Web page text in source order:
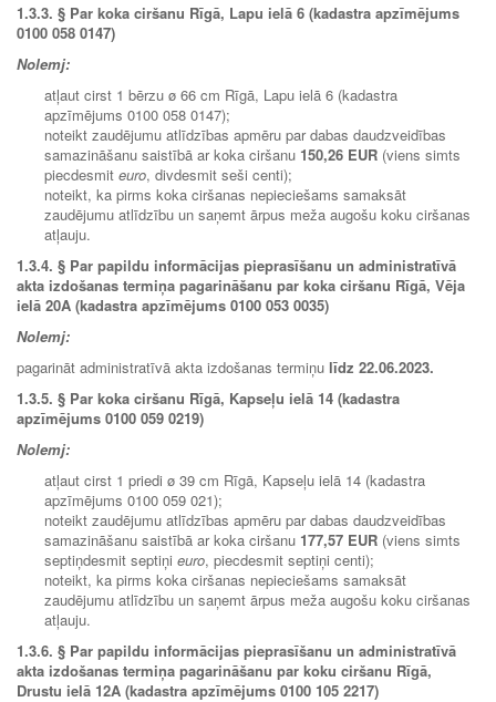
1.3.3. § Par koka ciršanu Rīgā, Lapu ielā 6 (kadastra apzīmējums
0100 058 0147)
Nolemj:
atļaut cirst 1 bērzu ø 66 cm Rīgā, Lapu ielā 6 (kadastra
apzīmējums 0100 058 0147);
noteikt zaudējumu atlīdzības apmēru par dabas daudzveidības
samazināšanu saistībā ar koka ciršanu 150,26 EUR (viens simts
piecdesmit euro, divdesmit seši centi);
noteikt, ka pirms koka ciršanas nepieciešams samaksāt
zaudējumu atlīdzību un saņemt ārpus meža augošu koku ciršanas
atļauju.
1.3.4. § Par papildu informācijas pieprasīšanu un administratīvā
akta izdošanas termiņa pagarināšanu par koka ciršanu Rīgā, Vēja
ielā 20A (kadastra apzīmējums 0100 053 0035)
Nolemj:
pagarināt administratīvā akta izdošanas termiņu līdz 22.06.2023.
1.3.5. § Par koka ciršanu Rīgā, Kapseļu ielā 14 (kadastra
apzīmējums 0100 059 0219)
Nolemj:
atļaut cirst 1 priedi ø 39 cm Rīgā, Kapseļu ielā 14 (kadastra
apzīmējums 0100 059 021);
noteikt zaudējumu atlīdzības apmēru par dabas daudzveidības
samazināšanu saistībā ar koka ciršanu 177,57 EUR (viens simts
septiņdesmit septiņi euro, piecdesmit septiņi centi);
noteikt, ka pirms koka ciršanas nepieciešams samaksāt
zaudējumu atlīdzību un saņemt ārpus meža augošu koku ciršanas
atļauju.
1.3.6. § Par papildu informācijas pieprasīšanu un administratīvā
akta izdošanas termiņa pagarināšanu par koku ciršanu Rīgā,
Drustu ielā 12A (kadastra apzīmējums 0100 105 2217)